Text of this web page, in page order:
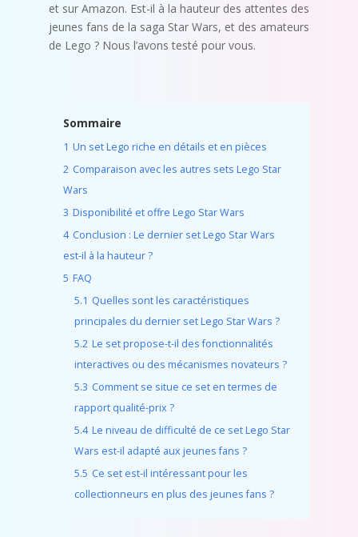
et sur Amazon. Est-il à la hauteur des attentes des
jeunes fans de la saga Star Wars, et des amateurs
de Lego ? Nous l’avons testé pour vous.
Sommaire
1 Un set Lego riche en détails et en pièces
2 Comparaison avec les autres sets Lego Star
Wars
3 Disponibilité et offre Lego Star Wars
4 Conclusion : Le dernier set Lego Star Wars
est-il à la hauteur ?
5 FAQ
5.1 Quelles sont les caractéristiques
principales du dernier set Lego Star Wars ?
5.2 Le set propose-t-il des fonctionnalités
interactives ou des mécanismes novateurs ?
5.3 Comment se situe ce set en termes de
rapport qualité-prix ?
5.4 Le niveau de difficulté de ce set Lego Star
Wars est-il adapté aux jeunes fans ?
5.5 Ce set est-il intéressant pour les
collectionneurs en plus des jeunes fans ?